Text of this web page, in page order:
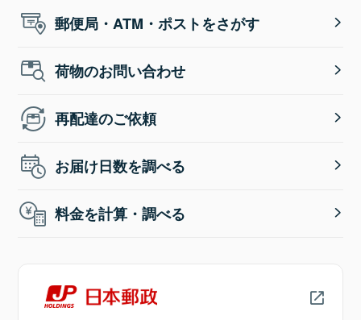
郵便局・ATM・ポストをさがす
荷物のお問い合わせ
再配達のご依頼
お届け日数を調べる
料金を計算・調べる